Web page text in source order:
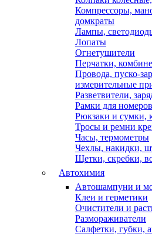
Компрессоры,
домкраты
Лампы,
Лопаты
Огнетушители
Перчатки,
Провода, пуско-
измерительные
Разветвители,
Рамки для номеров
Рюкзаки и сумки,
Тросы и ремни
Часы, термометры
Чехлы, накидки,
Щетки, скребки,
Автохимия
Автошампуни и
Клеи и герметики
Очистители и
Размораживатели
Салфетки, губки,